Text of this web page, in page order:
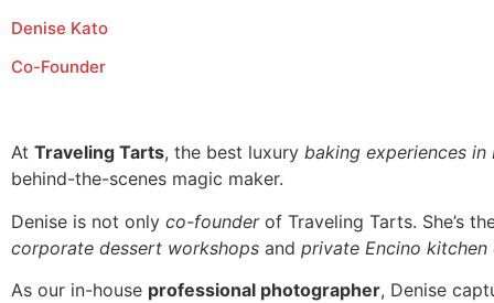
Denise Kato
Co-Founder
At Traveling Tarts, the best luxury baking experiences in
behind-the-scenes magic maker.
Denise is not only co-founderof Traveling Tarts. She’s
corporate dessert workshops and private Encino kitchen
As our in-house professional photographer, Denise